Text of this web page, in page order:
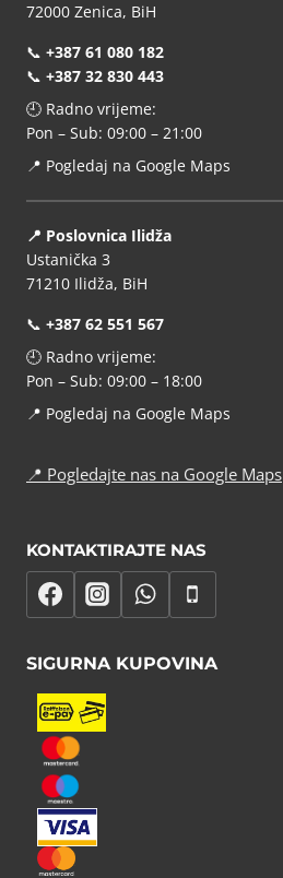
72000 Zenica, BiH
📞 +387 61 080 182
📞 +387 32 830 443
🕘 Radno vrijeme:
Pon – Sub: 09:00 – 21:00
📍 Pogledaj na Google Maps
📍 Poslovnica Ilidža
Ustanička 3
71210 Ilidža, BiH
📞 +387 62 551 567
🕘 Radno vrijeme:
Pon – Sub: 09:00 – 18:00
📍 Pogledaj na Google Maps
📍 Pogledajte nas na Google Maps
KONTAKTIRAJTE NAS
SIGURNA KUPOVINA